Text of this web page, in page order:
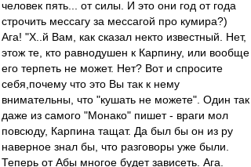
человек пять... от силы. И это они год от года
строчить мессагу за мессагой про кумира?)
Ага! "Х..й Вам, как сказал некто известный. Нет,
этож те, кто равнодушен к Карпину, или вообще
его терпеть не может. Нет? Вот и спросите
себя,почему что это Вы так к нему
внимательны, что "кушать не можете". Один так
даже из самого "Монако" пишет - враги мол
повсюду, Карпина тащат. Да был бы он из ру
наверное знал бы, что разговоры уже были.
Теперь от Абы многое будет зависеть. Ага.